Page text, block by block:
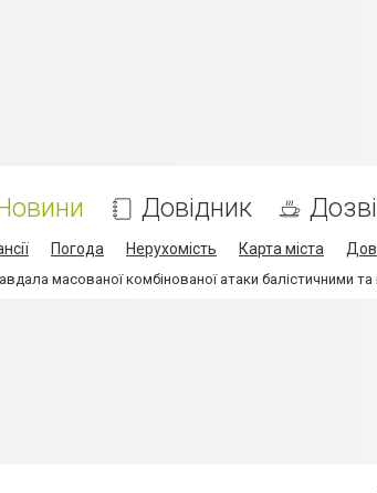
Довідник
Погода Нерухомість Карта міста
масованої комбінованої атаки балістичними